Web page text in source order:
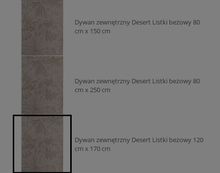
Dywan zewnętrzny Desert Listki beżowy 80
cm x 150 cm
Dywan zewnętrzny Desert Listki beżowy 80
cm x 250 cm
Dywan zewnętrzny Desert Listki beżowy 120
cm x 170 cm